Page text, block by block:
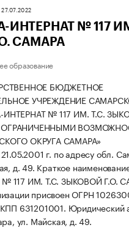
ИНТЕРНАТ № 117
САМАРА
образование
БЮДЖЕТНОЕ
УЧРЕЖДЕНИЕ
№ 117 ИМ. Т.С.
ОКРУГА САМАРА»
г. по адресу обл.
д. 49. Краткое
117 ИМ. Т.С. ЗЫКОВОЙ Г.О.
присвоен ОГРН
631201001. Юридический
ул. Майская, д. 49.